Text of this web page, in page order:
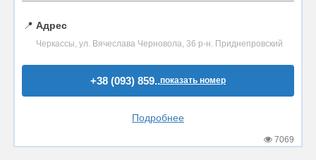
📍 Адрес
Черкассы, ул. Вячеслава Черновола, 36 р-н. Приднепровский
+38 (093) 859..показать номер
Подробнее
7069